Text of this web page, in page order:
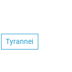
Tyrannei